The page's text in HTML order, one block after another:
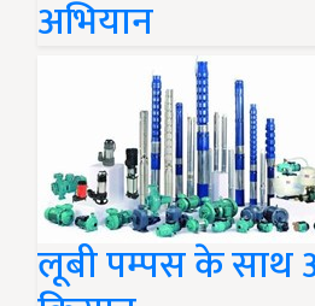
अभियान
लूबी पम्पस के साथ